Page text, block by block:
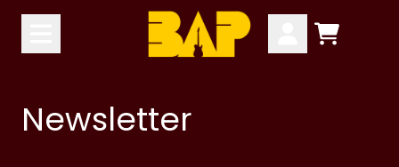
Zum Inhalt
Konto
Newsletter